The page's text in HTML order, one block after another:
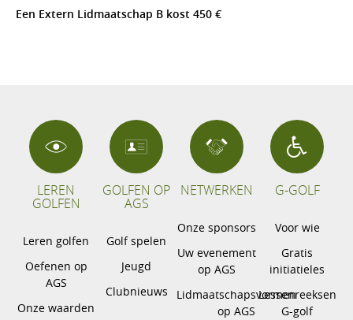
Een Extern Lidmaatschap B kost 450 €
LEREN
GOLFEN
Leren golfen
Oefenen op
AGS
Onze waarden
GOLFEN OP
AGS
Golf spelen
Jeugd
Clubnieuws
NETWERKEN
Onze sponsors
Uw evenement
op AGS
Lidmaatschapsvormen
op AGS
G-GOLF
Voor wie
Gratis
initiatieles
Lessenreeksen
G-golf